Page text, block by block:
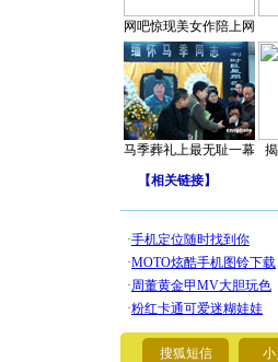
网吧惊现美女作陪上网
马季葬礼上最无耻一幕
【相关链接】
搜狐短信 小